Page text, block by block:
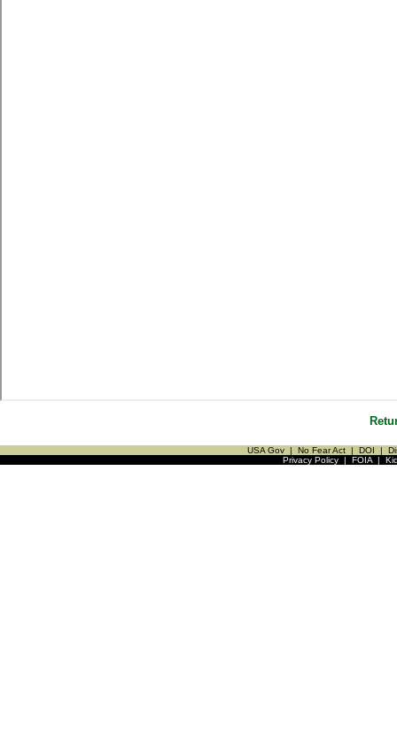
USA Gov | No Fear Act | DOI |
Privacy Policy| FOIA|